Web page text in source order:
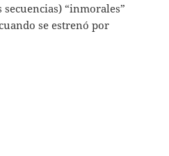
“inmorales”
se estrenó por